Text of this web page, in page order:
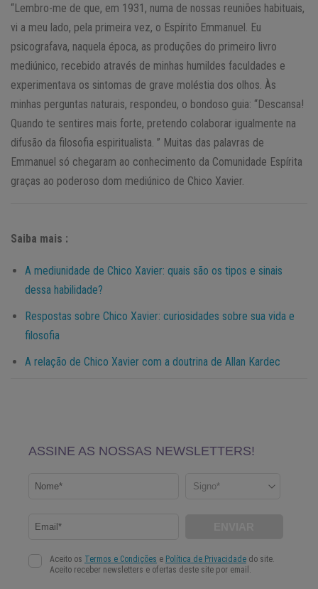
“Lembro-me de que, em 1931, numa de nossas reuniões habituais,
vi a meu lado, pela primeira vez, o Espírito Emmanuel. Eu
psicografava, naquela época, as produções do primeiro livro
mediúnico, recebido através de minhas humildes faculdades e
experimentava os sintomas de grave moléstia dos olhos. Às
minhas perguntas naturais, respondeu, o bondoso guia: “Descansa!
Quando te sentires mais forte, pretendo colaborar igualmente na
difusão da filosofia espiritualista. ” Muitas das palavras de
Emmanuel só chegaram ao conhecimento da Comunidade Espírita
graças ao poderoso dom mediúnico de Chico Xavier.
Saiba mais :
A mediunidade de Chico Xavier: quais são os tipos e sinais
dessa habilidade?
Respostas sobre Chico Xavier: curiosidades sobre sua vida e
filosofia
A relação de Chico Xavier com a doutrina de Allan Kardec